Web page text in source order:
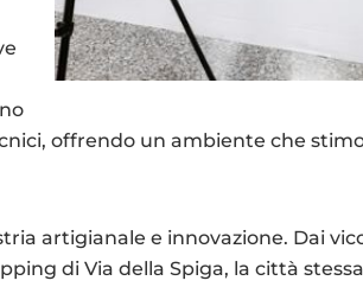
offrendo un ambiente che
artigianale e innovazione. Dai
di Via della Spiga, la città